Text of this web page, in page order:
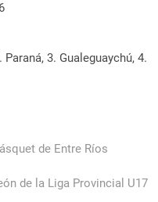
3. Gualeguaychú, 4.
de Entre Ríos
de la Liga Provincial U17